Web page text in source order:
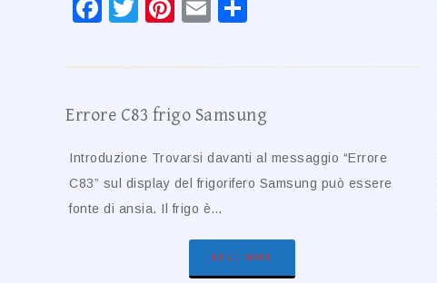
Facebook
Twitter
Pinterest
Email
Errore C83 frigo Samsung​​
Introduzione Trovarsi davanti al messaggio “Errore
C83” sul display del frigorifero Samsung può essere
fonte di ansia. Il frigo è…
READ MORE